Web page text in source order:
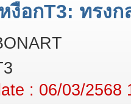
งือกT3: ทรง
: 06/03/2568